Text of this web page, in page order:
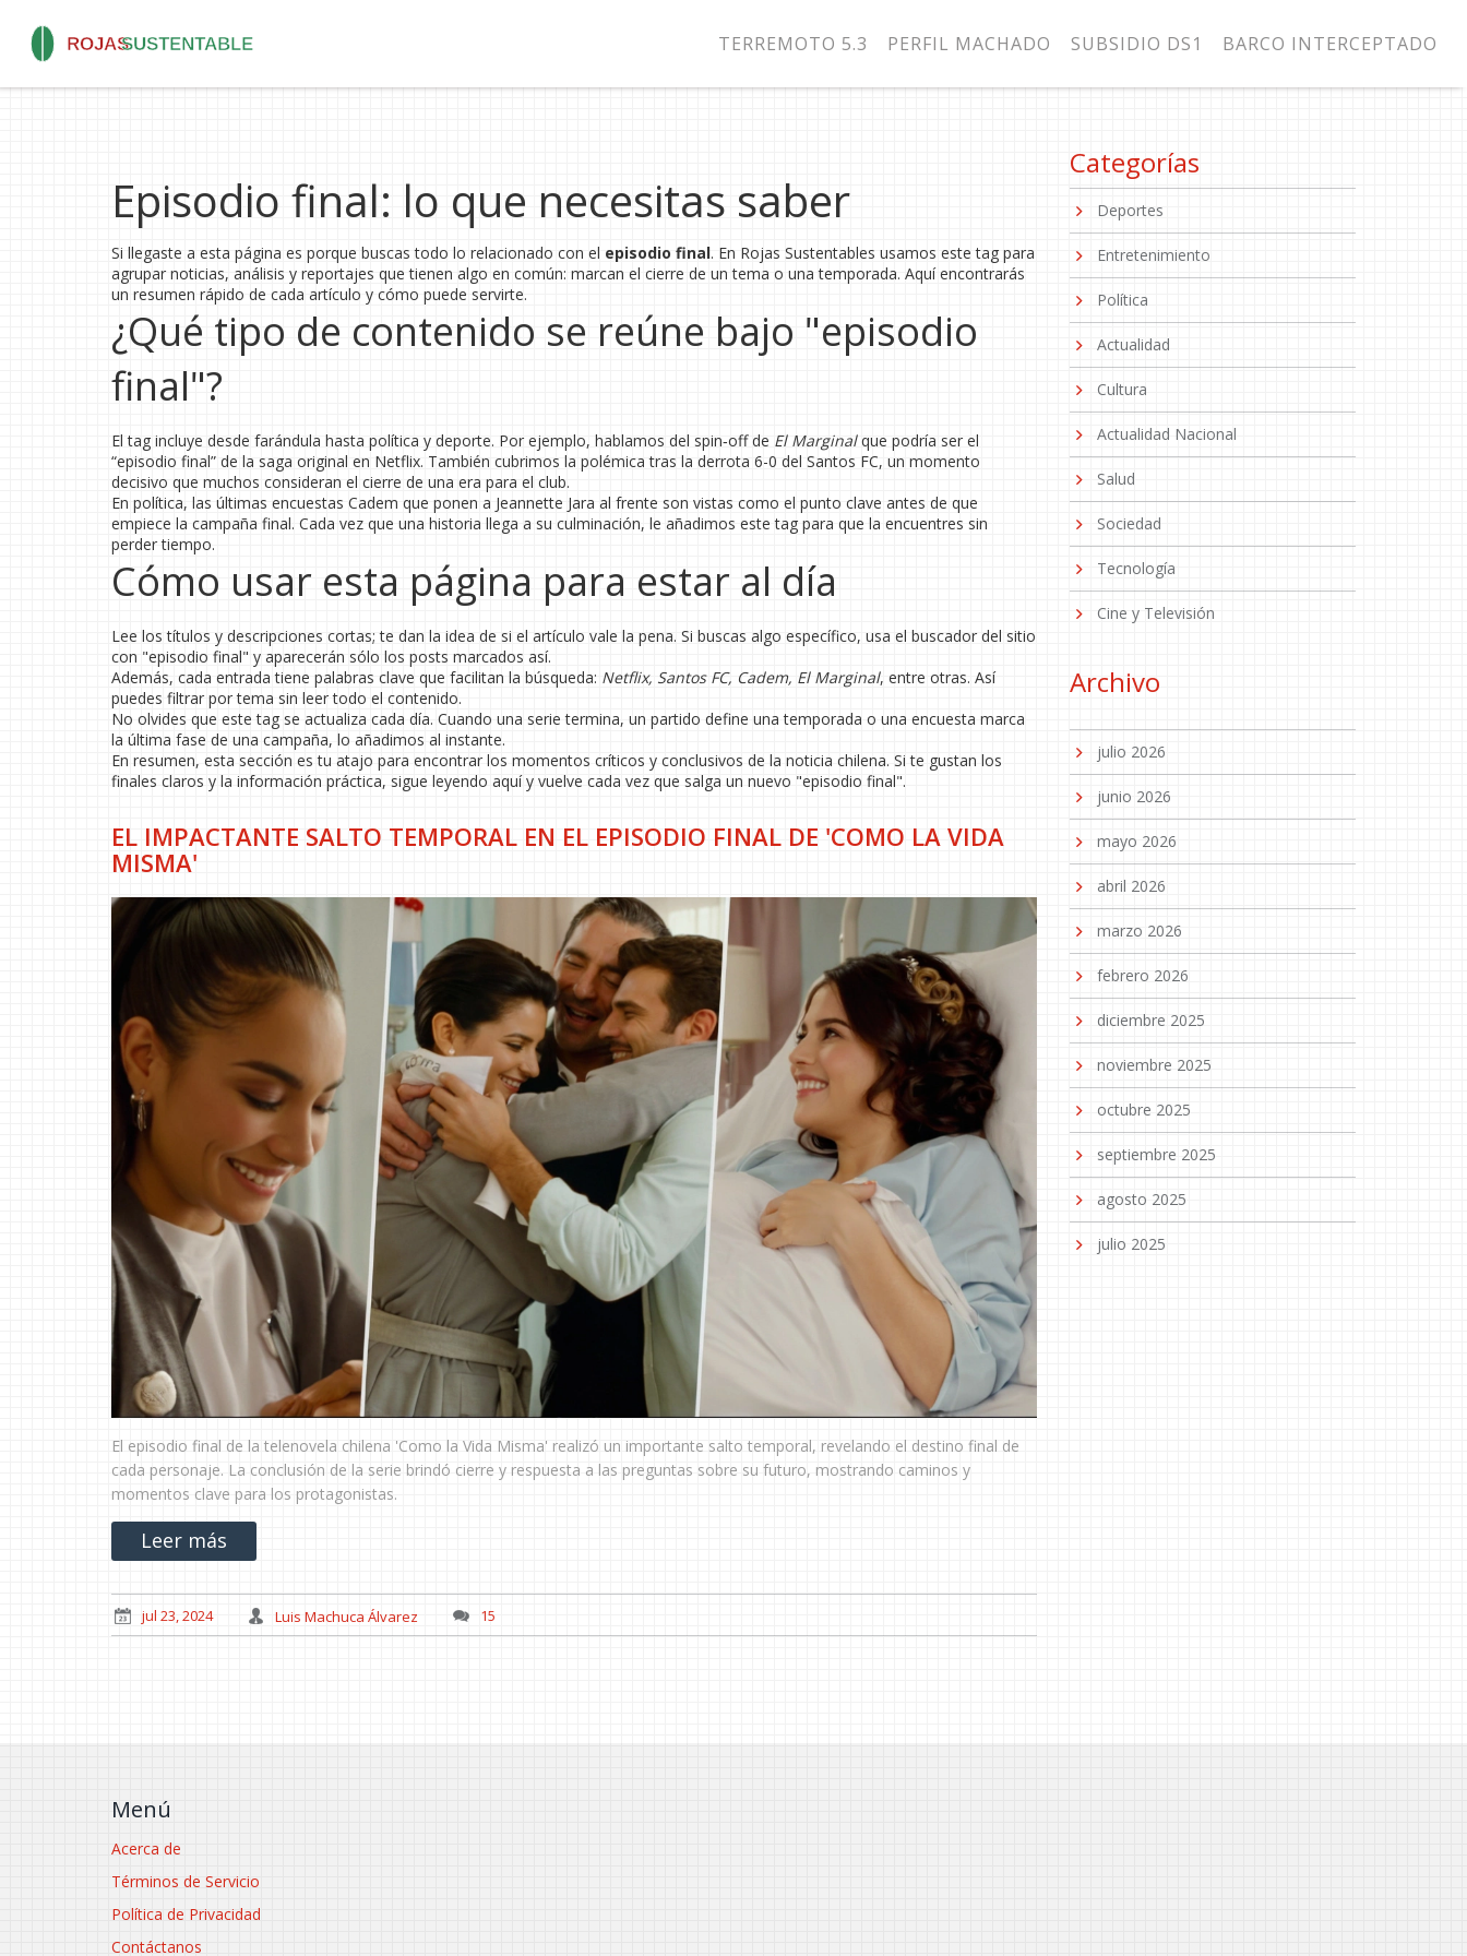
TERREMOTO 5.3 PERFIL MACHADO SUBSIDIO DS1 BARCO INTERCEPTADO
Episodio final: lo que necesitas saber
Si llegaste a esta página es porque buscas todo lo relacionado con el episodio final. En Rojas Sustentables usamos este tag para
agrupar noticias, análisis y reportajes que tienen algo en común: marcan el cierre de un tema o una temporada. Aquí encontrarás
un resumen rápido de cada artículo y cómo puede servirte.
¿Qué tipo de contenido se reúne bajo "episodio
final"?
El tag incluye desde farándula hasta política y deporte. Por ejemplo, hablamos del spin‑off de El Marginalque podría ser el
“episodio final” de la saga original en Netflix. También cubrimos la polémica tras la derrota 6-0 del Santos FC, un momento
decisivo que muchos consideran el cierre de una era para el club.
En política, las últimas encuestas Cadem que ponen a Jeannette Jara al frente son vistas como el punto clave antes de que
empiece la campaña final. Cada vez que una historia llega a su culminación, le añadimos este tag para que la encuentres sin
perder tiempo.
Cómo usar esta página para estar al día
Lee los títulos y descripciones cortas; te dan la idea de si el artículo vale la pena. Si buscas algo específico, usa el buscador del sitio
con "episodio final" y aparecerán sólo los posts marcados así.
Además, cada entrada tiene palabras clave que facilitan la búsqueda: Netflix, Santos FC, Cadem, El Marginal, entre otras. Así
puedes filtrar por tema sin leer todo el contenido.
No olvides que este tag se actualiza cada día. Cuando una serie termina, un partido define una temporada o una encuesta marca
la última fase de una campaña, lo añadimos al instante.
En resumen, esta sección es tu atajo para encontrar los momentos críticos y conclusivos de la noticia chilena. Si te gustan los
finales claros y la información práctica, sigue leyendo aquí y vuelve cada vez que salga un nuevo "episodio final".
EL IMPACTANTE SALTO TEMPORAL EN EL EPISODIO FINAL DE 'COMO LA VIDA
MISMA'
El episodio final de la telenovela chilena 'Como la Vida Misma' realizó un importante salto temporal, revelando el destino final de
cada personaje. La conclusión de la serie brindó cierre y respuesta a las preguntas sobre su futuro, mostrando caminos y
momentos clave para los protagonistas.
Leer más
jul 23, 2024 Luis Machuca Álvarez 15
Categorías
Deportes
Entretenimiento
Política
Actualidad
Cultura
Actualidad Nacional
Salud
Sociedad
Tecnología
Cine y Televisión
Archivo
julio 2026
junio 2026
mayo 2026
abril 2026
marzo 2026
febrero 2026
diciembre 2025
noviembre 2025
octubre 2025
septiembre 2025
agosto 2025
julio 2025
Menú
Acerca de
Términos de Servicio
Política de Privacidad
Contáctanos